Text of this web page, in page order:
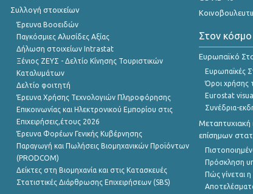
Συλλογή στοιχείων
Έρευνα Βοοειδών
Παγκόσμιες Αλυσίδες Αξίας
Δήλωση στοιχείων Intrastat
Ξένιος ΖΕΥΣ - Δελτίο Κίνησης Τουριστικών
Καταλυμάτων
Δελτίο φοιτητή
Έρευνα Χρήσης Τεχνολογιών Πληροφόρησης
Επικοινωνίας και Ηλεκτρονικού Εμπορίου στις
Επιχειρήσεις,έτους 2026
Έρευνα Φορέων Γενικής Κυβέρνησης
Παραγωγή και Πωλήσεις Βιομηχανικών Προϊόντων
(PRODCOM)
Δείκτες στη Βιομηχανία και στις Κατασκευές
Στατιστικές Διάρθρωσης Επιχειρήσεων (SBS)
Στον κόσμο
Ευρωπαϊκό
Ευρωπαϊκές
Όροι χρήσης
Eurostat
Συνέδρια-
Μεταπτυχιακή
επίσημων
Πρόσκληση
Πώς γίνεται